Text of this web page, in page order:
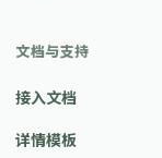
文档与支持
接入文档
详情模板